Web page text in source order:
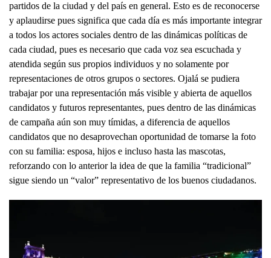
partidos de la ciudad y del país en general. Esto es de reconocerse
y aplaudirse pues significa que cada día es más importante integrar
a todos los actores sociales dentro de las dinámicas políticas de
cada ciudad, pues es necesario que cada voz sea escuchada y
atendida según sus propios individuos y no solamente por
representaciones de otros grupos o sectores. Ojalá se pudiera
trabajar por una representación más visible y abierta de aquellos
candidatos y futuros representantes, pues dentro de las dinámicas
de campaña aún son muy tímidas, a diferencia de aquellos
candidatos que no desaprovechan oportunidad de tomarse la foto
con su familia: esposa, hijos e incluso hasta las mascotas,
reforzando con lo anterior la idea de que la familia “tradicional”
sigue siendo un “valor” representativo de los buenos ciudadanos.